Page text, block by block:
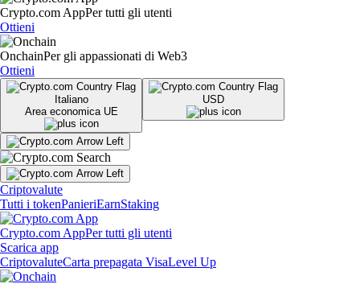
Crypto.com AppPer tutti gli utenti
Ottieni
OnchainPer gli appassionati di Web3
Ottieni
Italiano
Area economica UE
USD
Criptovalute
Tutti i tokenPanieriEarnStaking
Crypto.com AppPer tutti gli utenti
Scarica app
CriptovaluteCarta prepagata VisaLevel Up